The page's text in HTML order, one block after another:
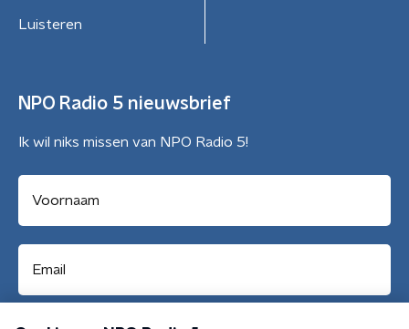
Luisteren
NPO Radio 5 nieuwsbrief
Ik wil niks missen van NPO Radio 5!